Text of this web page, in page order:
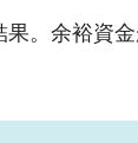
ぶん殴る法案
。余裕資